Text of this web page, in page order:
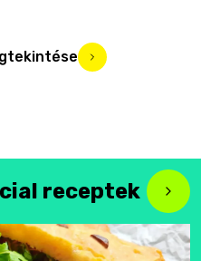
receptek